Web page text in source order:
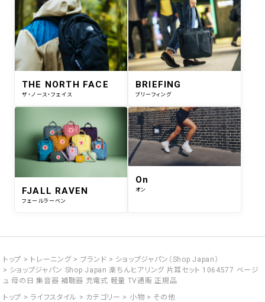
THE NORTH FACE
ザ・ノース・フェイス
BRIEFING
ブリーフィング
FJALL RAVEN
フェールラーベン
On
オン
トップ トレーニング ブランド
ショップジャパン（Shop Japan）
ショップジャパン Shop Japan 楽ちんヒアリング 片耳セット 1064577 ベージ
ュ 母の日 集音器 補聴器 充電式 軽量 TV通販 正規品
トップ
ライフスタイル カテゴリー 小物
その他